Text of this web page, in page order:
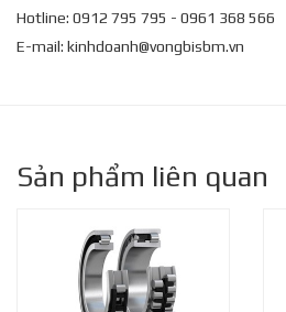
Hotline: 0912 795 795 - 0961 368 566
E-mail: kinhdoanh@vongbisbm.vn
Sản phẩm liên quan